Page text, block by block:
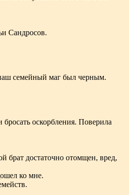
Сандросов.
семейный маг был черным.
оскорбления. Поверила
брат достаточно отомщен, вред,
ко мне.